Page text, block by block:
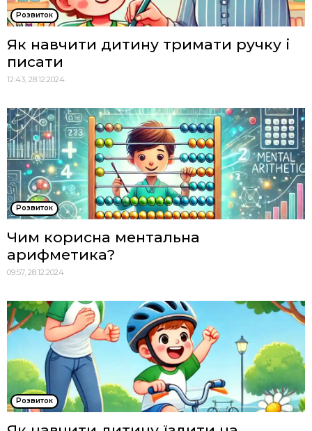
Розвиток
Як навчити дитину тримати ручку і
писати
12:43, 28.12.2024
Розвиток
Чим корисна ментальна
арифметика?
09:57, 28.12.2024
Розвиток